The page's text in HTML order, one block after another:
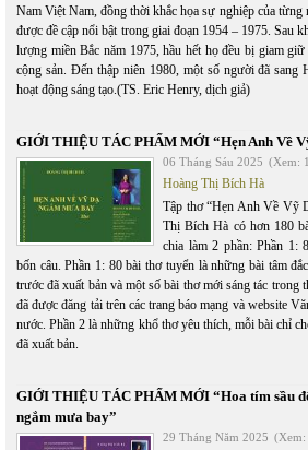
Nam Việt Nam, đồng thời khắc họa sự nghiệp của
được đề cập nổi bật trong giai đoạn 1954 – 1975. Sau
lượng miền Bắc năm 1975, hầu hết họ đều bị giam
cộng sản. Đến thập niên 1980, một số người đã sang
hoạt động sáng tạo.(TS. Eric Henry, dịch giả)
GIỚI THIỆU TÁC PHẨM MỚI “Hẹn Anh Về
06 Tháng Sáu 2025 (Xem:
Hoàng Thị Bích Hà
Tập thơ “Hẹn Anh Về Vỹ
Thị Bích Hà có hơn 180
chia làm 2 phần: Phần 1:
bốn câu. Phần 1: 80 bài thơ tuyển là những bài tâm
trước đã xuất bản và một số bài thơ mới sáng tác trong
đã được đăng tải trên các trang báo mạng và website
nước. Phần 2 là những khổ thơ yêu thích, mỗi bài chỉ
đã xuất bản.
GIỚI THIỆU TÁC PHẨM MỚI “Hoa tím sầu
ngắm mưa bay”
29 Tháng Năm 2025 (Xem: